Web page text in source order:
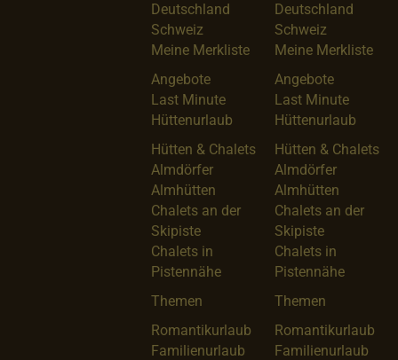
Deutschland
Schweiz
Meine Merkliste
Angebote
Last Minute
Hüttenurlaub
Hütten & Chalets
Almdörfer
Almhütten
Chalets an der
Skipiste
Chalets in
Pistennähe
Themen
Romantikurlaub
Familienurlaub
Deutschland
Schweiz
Meine Merkliste
Angebote
Last Minute
Hüttenurlaub
Hütten & Chalets
Almdörfer
Almhütten
Chalets an der
Skipiste
Chalets in
Pistennähe
Themen
Romantikurlaub
Familienurlaub